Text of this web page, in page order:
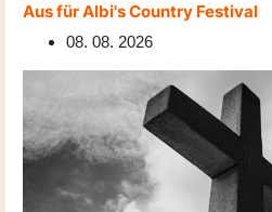
Aus für Albi's Country Festival
08. 08. 2026